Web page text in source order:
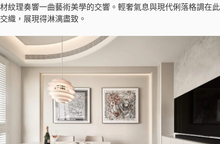
材紋理奏響一曲藝術美學的交響。輕奢氣息與現代俐落格調在此
交織，展現得淋漓盡致。